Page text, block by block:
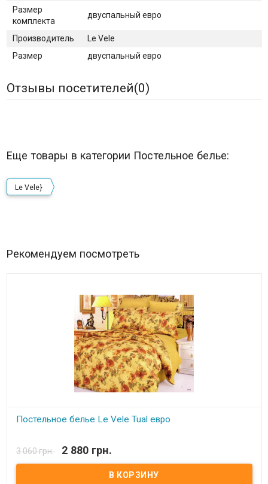
Размер
комплекта
двуспальный евро
Производитель
Le Vele
Размер
двуспальный евро
Отзывы посетителей(0)
Еще товары в категории Постельное белье:
Le Vele}
Рекомендуем посмотреть
Постельное белье Le Vele Tual евро
шелк, низ - сатин); ​Простынь: 240x260 см - сатин; Н​аволочки (4 шт):
70x70см - 2 шт.(шелк), 50x70см - 2 шт. (сатин); ​Ткань: сатин (хлопок)
3 060 грн. 2 880 грн.